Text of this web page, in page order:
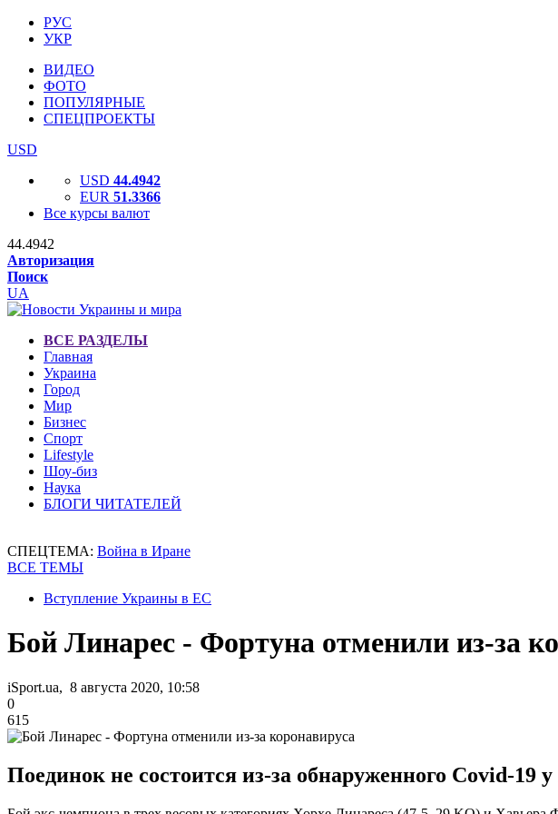
РУС
УКР
ВИДЕО
ФОТО
ПОПУЛЯРНЫЕ
СПЕЦПРОЕКТЫ
USD
USD 44.4942
EUR 51.3366
Все курсы валют
44.4942
Авторизация
Поиск
UA
ВСЕ РАЗДЕЛЫ
Главная
Украина
Город
Мир
Бизнес
Спорт
Lifestyle
Шоу-биз
Наука
БЛОГИ ЧИТАТЕЛЕЙ
СПЕЦТЕМА: Война в Иране
ВСЕ ТЕМЫ
Вступление Украины в ЕС
Бой Линарес - Фортуна отменили из-за
iSport.ua, 8 августа 2020, 10:58
0
615
Поединок не состоится из-за обнаруженного Covid-19